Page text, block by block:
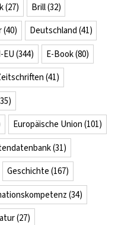
(27) Brill(32)
(40) Deutschland (41)
(344) E-Book(80)
(41)
Europäische Union (101)
(31)
Geschichte (167)
(34)
(27)